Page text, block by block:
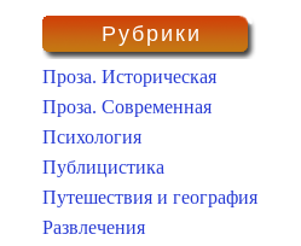
Рубрики
Проза. Историческая
Проза. Современная
Психология
Публицистика
Путешествия и география
Развлечения